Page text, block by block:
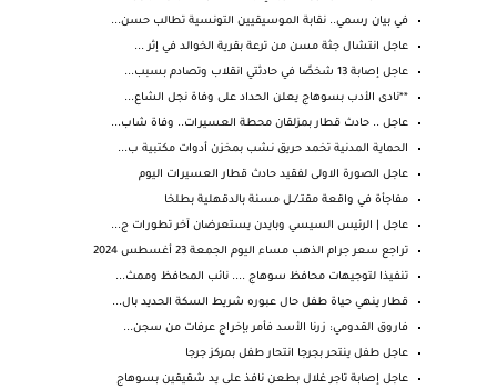
في بيان رسمي.. نقابة الموسيقيين التونسية تطالب حسن...
عاجل انتشال جثة مسن من ترعة بقرية الخوالد في إثر ...
عاجل إصابة 13 شخصًا في حادثتي انقلاب وتصادم بسبب...
**نادى الأدب بسوهاج يعلن الحداد على وفاة نجل الشاع...
عاجل .. حادث قطار بمزلقان محطة العسيرات.. وفاة شاب...
الحماية المدنية تخمد حريق نشب بمخزن أدوات مكتبية ب...
عاجل الصورة الاولى لفقيد حادث قطار العسيرات اليوم
مفاجأة في واقعة مقتــ/ــل مسنة بالدقهلية بطلخا
عاجل | الرئيس السيسي وبايدن يستعرضان آخر تطورات ج...
تراجع سعر جرام الذهب مساء اليوم الجمعة 23 أغسطس 2024
تنفيذا لتوجيهات محافظ سوهاج .... نائب المحافظ وممث...
قطار ينهي حياة طفل حال عبوره شريط السكة الحديد بال...
فاروق القدومي: زرنا الأسد فأمر بإخراج عرفات من سجن...
عاجل طفل ينتحر بجرجا انتحار طفل بمركز جرجا
عاجل إصابة تاجر غلال بطعن نافذ على يد شقيقين بسوهاج